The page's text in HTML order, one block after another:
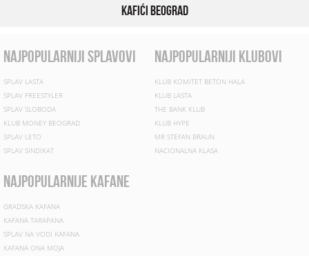
Kafići Beograd
najpopularniji splavovi
SPLAV LASTA
SPLAV FREESTYLER
SPLAV SLOBODA
KLUB MONEY BEOGRAD
SPLAV LETO
SPLAV SINDIKAT
najpopularniji klubovi
KLUB KOMITET BETON HALA
KLUB LASTA
THE BANK KLUB
KLUB HYPE
MR STEFAN BRAUN
NACIONALNA KLASA
najpopularnije kafane
GRADSKA KAFANA
KAFANA TARAPANA
SPLAV NA VODI KAFANA
KAFANA ONA MOJA